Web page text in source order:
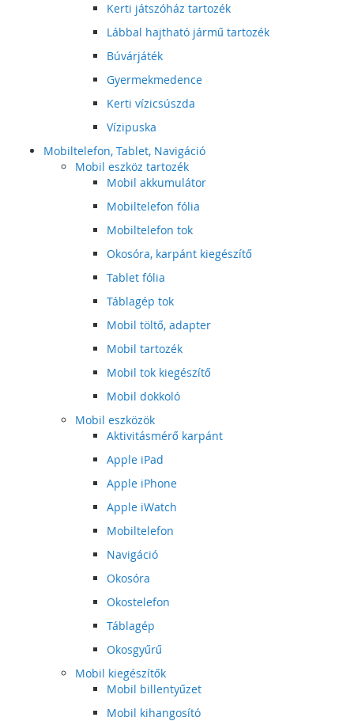
Kerti játszóház tartozék
Lábbal hajtható jármű tartozék
Búvárjáték
Gyermekmedence
Kerti vízicsúszda
Vízipuska
Mobiltelefon, Tablet, Navigáció
Mobil eszköz tartozék
Mobil akkumulátor
Mobiltelefon fólia
Mobiltelefon tok
Okosóra, karpánt kiegészítő
Tablet fólia
Táblagép tok
Mobil töltő, adapter
Mobil tartozék
Mobil tok kiegészítő
Mobil dokkoló
Mobil eszközök
Aktivitásmérő karpánt
Apple iPad
Apple iPhone
Apple iWatch
Mobiltelefon
Navigáció
Okosóra
Okostelefon
Táblagép
Okosgyűrű
Mobil kiegészítők
Mobil billentyűzet
Mobil kihangosító